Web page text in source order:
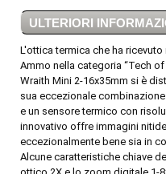
ULTERIORI
L'ottica termica che ha
Ammo nella categoria “Tech
Wraith Mini 2-16x35mm si è
sua eccezionale
e un sensore termico con
innovativo offre immagini
eccezionalmente bene sia in
Alcune caratteristiche chiave